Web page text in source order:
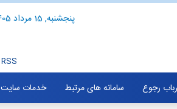
پنجشنبه, 15 مرداد 1405
RSS
رجوع سامانه های مرتبط خدمات سایت